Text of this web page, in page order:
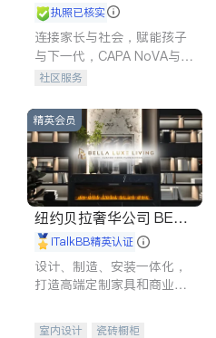
执照已核实
连接家长与社会，赋能孩子
与下一代，CAPA NoVA与您
携手建设包容、公平、充满
社区服务
精英会员
纽约贝拉奢华公司 BELL
A LUXE
iTalkBB精英认证
设计、制造、安装一体化，
打造高端定制家具和商业空
室内设计
瓷砖橱柜